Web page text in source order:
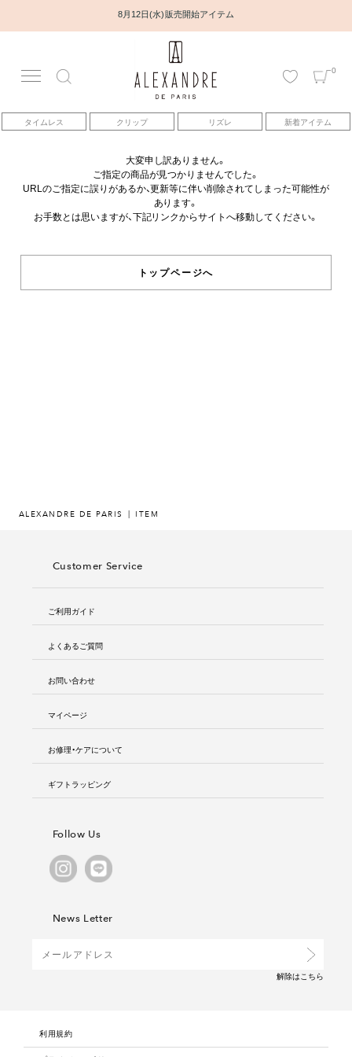
8月12日(水) 販売開始アイテム
0
タイムレス クリップ リズレ 新着アイテム
アカウント
アイテム
ベストセラー
コレクション
大変申し訳ありません。
ご指定の商品が見つかりませんでした。
URLのご指定に誤りがあるか、更新等に伴い削除されてしまった可能性が
あります。
お手数とは思いますが、下記リンクからサイトへ移動してください。
トップページへ
ALEXANDRE DE PARIS ITEM
Customer Service
ご利用ガイド
よくあるご質問
お問い合わせ
マイページ
お修理・ケアについて
ギフトラッピング
Follow Us
News Letter
解除はこちら
利用規約